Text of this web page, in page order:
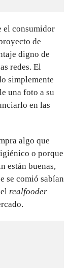
el consumidor
de
digno de
redes. El
simplemente
una foto a su
en las
algo que
o porque
están buenas,
se comió sabían
realfooder